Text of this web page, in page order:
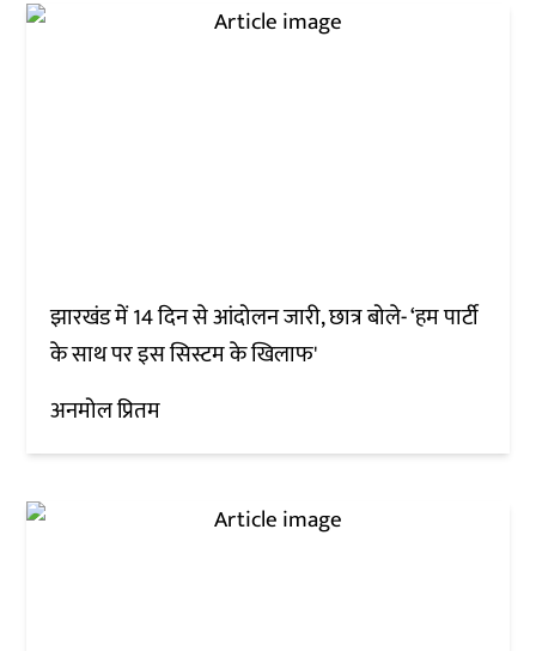
झारखंड में 14 दिन से आंदोलन जारी, छात्र बोले- ‘हम पार्टी
के साथ पर इस सिस्टम के खिलाफ'
अनमोल प्रितम